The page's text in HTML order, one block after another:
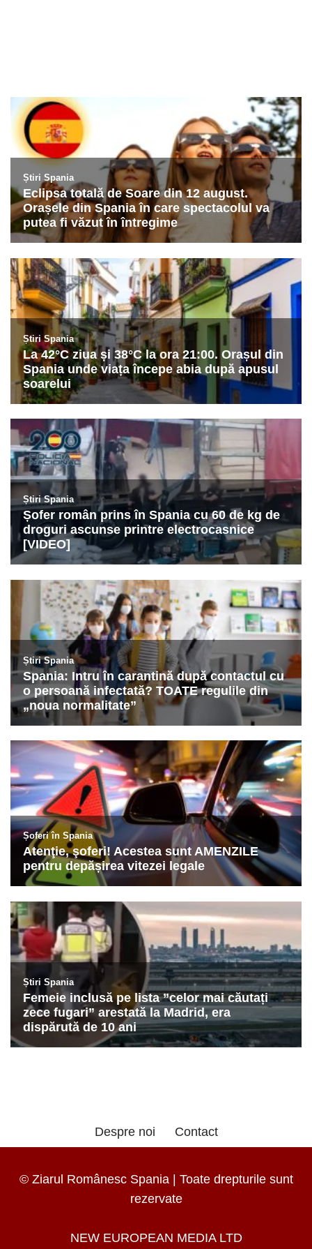
Despre noi Contact
© Ziarul Românesc Spania | Toate drepturile sunt
rezervate
NEW EUROPEAN MEDIA LTD